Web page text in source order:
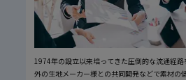
1974年の設立以来培ってきた圧倒的な流通経
外の生地メーカー様との共同開発などで素材の